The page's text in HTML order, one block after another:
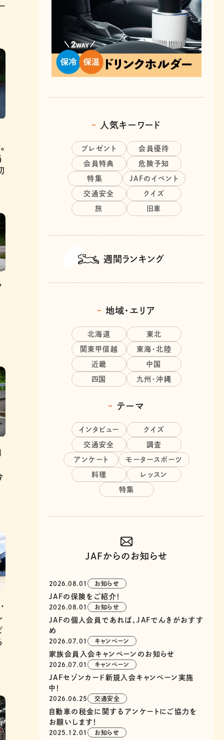
人気キーワード
プレゼント 会員優待
会員特典 危険予知
特集 JAFのイベント
交通安全 クイズ
旅 旧車
週間ランキング
地域・エリア
北海道 東北
関東甲信越 東海・北陸
近畿 中国
四国 九州・沖縄
テーマ
インタビュー クイズ
交通安全 調査
アンケート モータースポーツ
料理 レッスン
特集
JAFからのお知らせ
2026.08.01 お知らせ
JAFの保険をご紹介！
2026.08.01 お知らせ
JAFの個人会員であれば、JAFでんきがおすす
め
2026.07.01 キャンペーン
家族会員入会キャンペーンのお知らせ
2026.07.01 キャンペーン
JAFセゾンカード新規入会キャンペーン実施
中！
2026.06.25 交通安全
自動車の税金に関するアンケートにご協力を
お願いします！
2025.12.01 お知らせ